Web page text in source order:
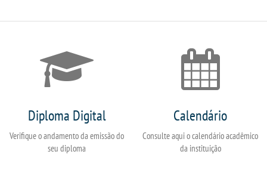
Diploma Digital
Verifique o andamento da emissão do
seu diploma
Calendário
Consulte aqui o calendário acadêmico
da instituição